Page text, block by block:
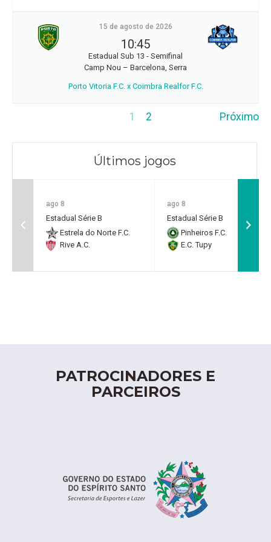
15 de agosto de 2026
10:45
Estadual Sub 13 - Semifinal
Camp Nou – Barcelona, Serra
Porto Vitoria F.C. x Coimbra Realfor F.C.
1 2 Próximo
Últimos jogos
ago 8
Estadual Série B
Estrela do Norte F.C.
Rive A.C.
ago 8
Estadual Série B
Pinheiros F.C.
E.C. Tupy
PATROCINADORES E
PARCEIROS